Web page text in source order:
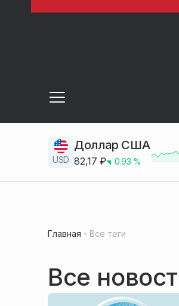
USD
Доллар США
82,17 ₽ 0.93 %
Главная Все теги
Все